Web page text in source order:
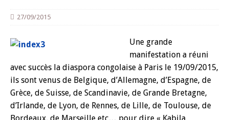
27/09/2015
Une grande
manifestation a réuni
avec succès la diaspora congolaise à Paris le 19/09/2015,
ils sont venus de Belgique, d’Allemagne, d’Espagne, de
Grèce, de Suisse, de Scandinavie, de Grande Bretagne,
d’Irlande, de Lyon, de Rennes, de Lille, de Toulouse, de